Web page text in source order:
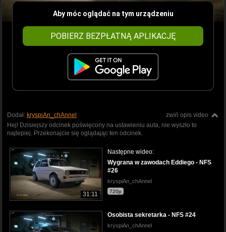
Aby móc oglądać na tym urządzeniu
POBIERZ BEZPŁATNĄ APLIKACJĘ
zwiń opis video
Dodał: kryspiAn_chAnnel
Hej! Dzisiejszy odcinek poświęcony na ustawieniu auta, nie wyszło to
najlepiej. Przekonajcie się oglądając ten odcinek.
31:11
Następne wideo:
Wygrana w zawodach Eddiego - NFS
#26
kryspiAn_chAnnel
720p
Osobista sekretarka - NFS #24
kryspiAn_chAnnel